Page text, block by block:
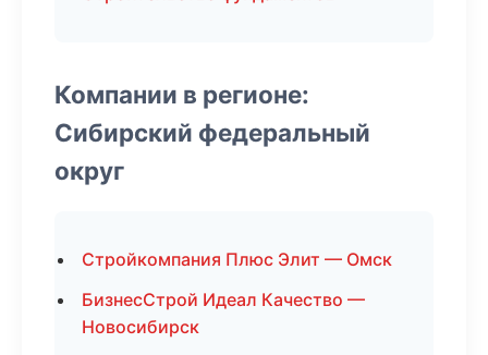
Компании в регионе:
Сибирский федеральный
округ
Стройкомпания Плюс Элит — Омск
БизнесСтрой Идеал Качество —
Новосибирск